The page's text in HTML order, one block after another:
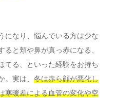
になり、悩んでいる方は少な
ると頬や鼻が真っ赤になる、
てる、といった経験をお持ち
。実は、 冬は赤ら顔が悪化し
寒暖差による血管の変化や空